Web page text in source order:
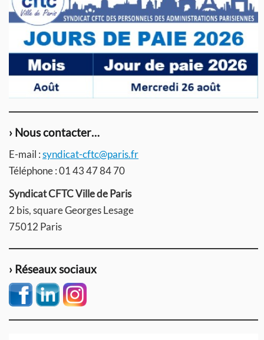
› Nous contacter…
E-mail :syndicat-cftc@paris.fr
Téléphone : 01 43 47 84 70
Syndicat CFTC Ville de Paris
2 bis, square Georges Lesage
75012 Paris
› Réseaux sociaux